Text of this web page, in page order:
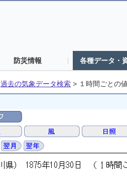
防災情報 各種データ・
過去の気象データ検索 > １時間ごとの